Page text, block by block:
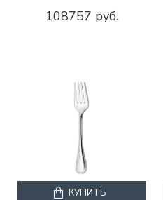
108757 руб.
КУПИТЬ